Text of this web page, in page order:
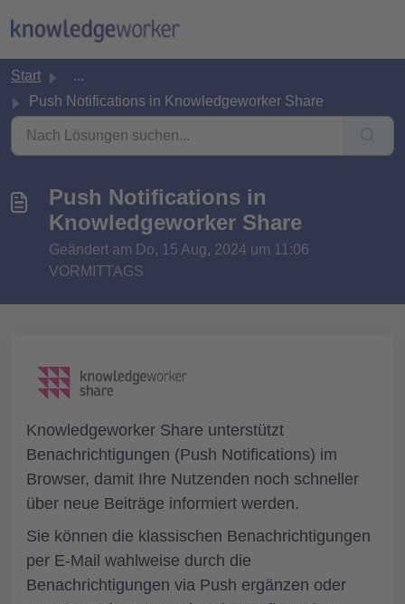
Start
...
Push Notifications in Knowledgeworker Share
Push Notifications in
Knowledgeworker Share
Geändert am Do, 15 Aug, 2024 um 11:06
VORMITTAGS
Knowledgeworker Share unterstützt
Benachrichtigungen (Push Notifications) im
Browser, damit Ihre Nutzenden noch schneller
über neue Beiträge informiert werden.
Sie können die klassischen Benachrichtigungen
per E-Mail wahlweise durch die
Benachrichtigungen via Push ergänzen oder